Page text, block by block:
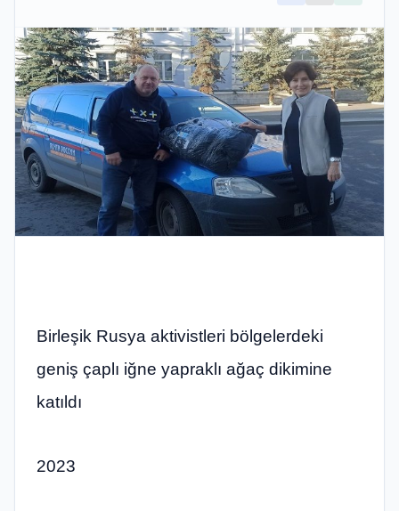
Birleşik Rusya aktivistleri bölgelerdeki
geniş çaplı iğne yapraklı ağaç dikimine
katıldı
2023